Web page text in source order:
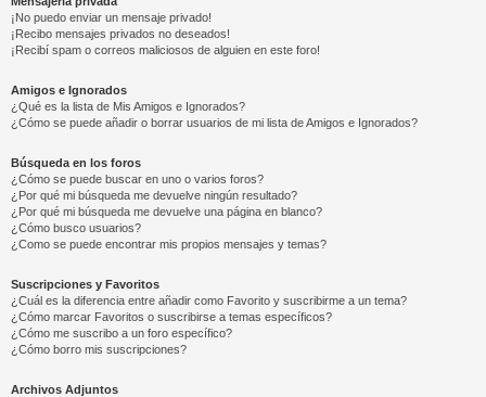
¡No puedo enviar un mensaje privado!
¡Recibo mensajes privados no deseados!
¡Recibí spam o correos maliciosos de alguien en este foro!
Amigos e Ignorados
¿Qué es la lista de Mis Amigos e Ignorados?
¿Cómo se puede añadir o borrar usuarios de mi lista de Amigos e Ignorados?
Búsqueda en los foros
¿Cómo se puede buscar en uno o varios foros?
¿Por qué mi búsqueda me devuelve ningún resultado?
¿Por qué mi búsqueda me devuelve una página en blanco?
¿Cómo busco usuarios?
¿Como se puede encontrar mis propios mensajes y temas?
Suscripciones y Favoritos
¿Cuál es la diferencia entre añadir como Favorito y suscribirme a un tema?
¿Cómo marcar Favoritos o suscribirse a temas específicos?
¿Cómo me suscribo a un foro específico?
¿Cómo borro mis suscripciones?
Archivos Adjuntos